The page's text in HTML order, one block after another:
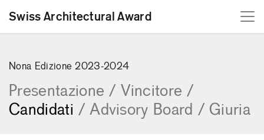
Swiss Architectural Award
Nona Edizione 2023-2024
Presentazione / Vincitore /
Candidati / Advisory Board / Giuria